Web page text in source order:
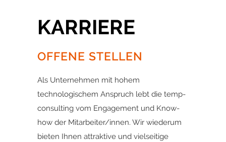
KARRIERE
OFFENE STELLEN
Als Unternehmen mit hohem
technologischem Anspruch lebt die temp-
consulting vom Engagement und Know-
how der Mitarbeiter/innen. Wir wiederum
bieten Ihnen attraktive und vielseitige